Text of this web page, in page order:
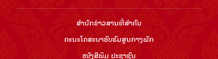
ສຳ​ນັກ​ຂ່າວ​ສານ​ທີ່​ສຳ​ຄັນ​
ຄະນະໂຄສະນາອົບຮົມ​ສູນ​ກາງ​ພັກ
ໜັງສືພິມ ປະ​ຊາ​ຊົນ